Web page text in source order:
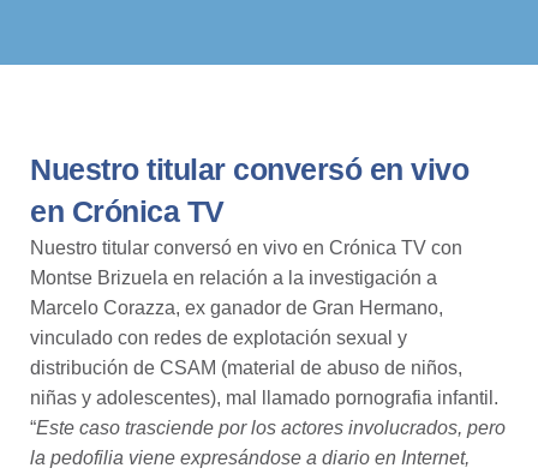
Nuestro titular conversó en vivo
en Crónica TV
Nuestro titular conversó en vivo en Crónica TV con
Montse Brizuela en relación a la investigación a
Marcelo Corazza, ex ganador de Gran Hermano,
vinculado con redes de explotación sexual y
distribución de CSAM (material de abuso de niños,
niñas y adolescentes), mal llamado pornografia infantil.
“Este caso trasciende por los actores involucrados, pero
la pedofilia viene expresándose a diario en Internet,